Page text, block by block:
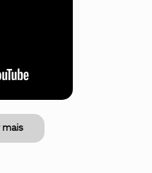
mais